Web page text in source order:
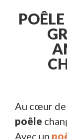
Au cœur de
poêle
Avec un